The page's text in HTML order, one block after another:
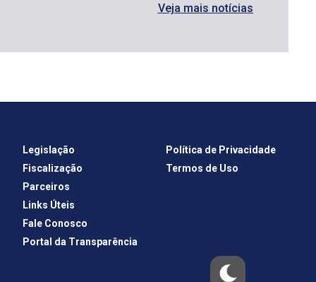
Veja mais notícias
Legislação
Fiscalização
Parceiros
Links Úteis
Fale Conosco
Portal da Transparência
Política de Privacidade
Termos de Uso